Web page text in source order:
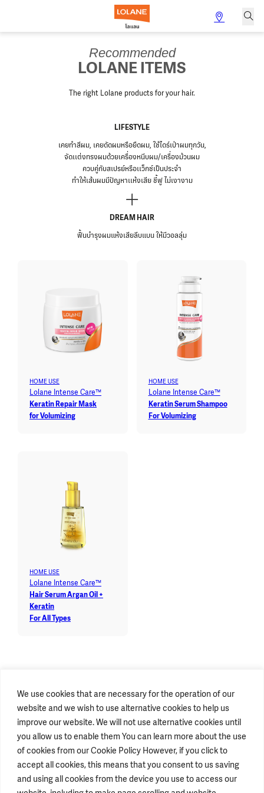
We use cookies that are necessary for the operation of our
website and we wish to use alternative cookies to help us
improve our website. We will not use alternative cookies until
you allow us to enable them You can learn more about the use
of cookies from our Cookie Policy However, if you click to
accept all cookies, this means that you consent to us saving
and using all cookies from the device you use to access our
Recommended
LOLANE ITEMS
The right Lolane products for your hair.
LIFESTYLE
เคยทำสีผม, เคยดัดผมหรือยืดผม, ใช้ไดร์เป่าผมทุกวัน,
จัดเเต่งทรงผมด้วยเครื่องหนีบผม/เครื่องม้วนผม
ควบคู่กับสเปรย์หรือเเว็กซ์เป็นประจำ
ทำให้เส้นผมมีปัญหาเเห้งเสีย ชี้ฟู ไม่เงางาม
DREAM HAIR
ฟื้นบำรุงผมแห้งเสียลีบแบน ให้มีวอลลุ่ม
HOME USE
Lolane Intense Care™
Keratin Repair Mask
for Volumizing
HOME USE
Lolane Intense Care™
Keratin Serum Shampoo
For Volumizing
HOME USE
Lolane Intense Care™
Hair Serum Argan Oil +
Keratin
For All Types
STAY CONNECTED